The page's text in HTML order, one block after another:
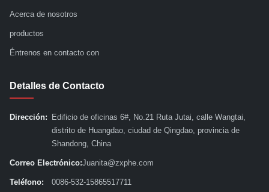
Acerca de nosotros
productos
Éntrenos en contacto con
Detalles de Contacto
Dirección:
Edificio de oficinas 6#, No.21 Ruta Jutai, calle Wangtai,
distrito de Huangdao, ciudad de Qingdao, provincia de
Shandong, China
Correo Electrónico:Juanita@zxphe.com
Teléfono: 0086-532-15865517711